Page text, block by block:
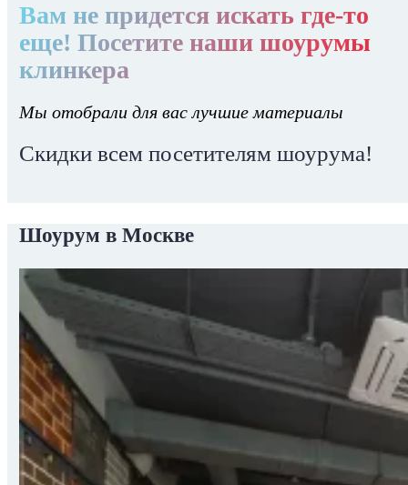
Вам не придется искать где-то
еще! Посетите наши шоурумы
клинкера
Мы отобрали для вас лучшие материалы
Скидки всем посетителям шоурума!
Шоурум в Москве